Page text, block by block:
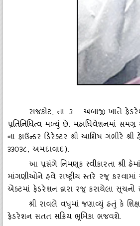
રાજકોટ, તા. ૩ : અંબાજી ખાતે
પ્રતિનિધિત્‍વ મળ્‍યું છે. મહાધિવેશનમાં
ના ફાઉન્‍ડર ડિરેક્‍ટર શ્રી આશિષ ગંભીરે
૩૩૦૩૮, અમદાવાદ).
આ પ્રસંગે નિમણૂક સ્‍વીકારતા શ્રી
માંગણીઓને હવે રાષ્‍ટ્રીય સ્‍તરે રજૂ
એક્‍ટમાં ફેડરેશન દ્વારા રજૂ કરાયેલા
શ્રી રાવલે વધુમાં જણાવ્‍યું હતું કે
ફેડરેશન સતત સક્રિય ભૂમિકા ભજવશે.